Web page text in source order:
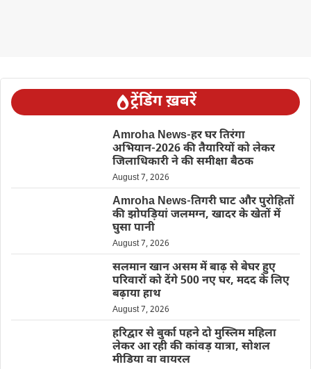
ट्रेंडिंग ख़बरें
Amroha News-हर घर तिरंगा
अभियान-2026 की तैयारियों को लेकर
जिलाधिकारी ने की समीक्षा बैठक
August 7, 2026
Amroha News-तिगरी घाट और पुरोहितों
की झोपड़ियां जलमग्न, खादर के खेतों में
घुसा पानी
August 7, 2026
सलमान खान असम में बाढ़ से बेघर हुए
परिवारों को देंगे 500 नए घर, मदद के लिए
बढ़ाया हाथ
August 7, 2026
हरिद्वार से बुर्का पहने दो मुस्लिम महिला
लेकर आ रही की कांवड़ यात्रा, सोशल
मीडिया वा वायरल